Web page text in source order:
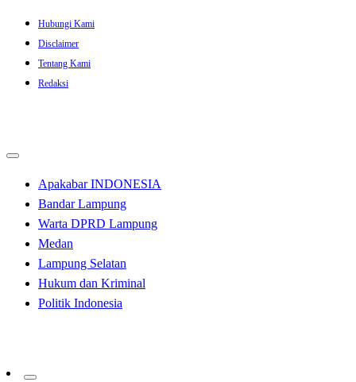
Skip
content
Hubungi Kami
Disclaimer
Tentang Kami
Redaksi
Apakabar INDONESIA
Bandar Lampung
Warta DPRD Lampung
Medan
Lampung Selatan
Hukum dan Kriminal
Politik Indonesia